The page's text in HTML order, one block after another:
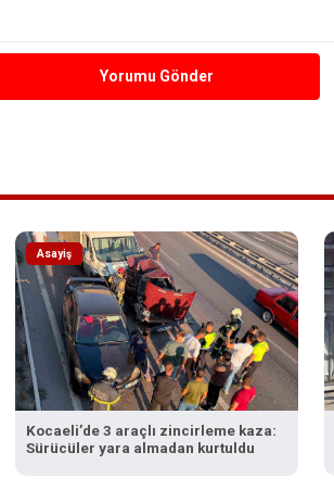
Yorumu Gönder
Asayiş
Kocaeli’de 3 araçlı zincirleme kaza:
Sürücüler yara almadan kurtuldu